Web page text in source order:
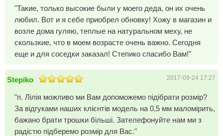
"Такие, только высокие были у моего деда, он их очень
любил. Вот и я себе приобрел обновку! Хожу в магазин и
возле дома гуляю, теплые на натуральном меху, не
скользкие, что в моем возрасте очень важно. Сегодня
еще и для соседки заказал! Степико спасибо Вам!"
Stepiko 2017-09-24 17:27
"п. Лілія можливо ми Вам допоможемо підібрати розмір?
За відгуками наших клієнтів модель на 0,5 мм маломірить,
бажано брати трошки більші. Зателефонуйте нам ми з
радістю підберемо розмір для Вас."